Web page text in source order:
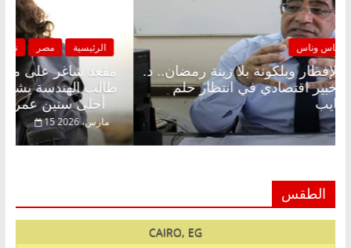
الرئيسية مصر ناس وناس
مقعد شاغر على الإفطار وبلكونة بلا زينة رمضان.. د.
عبدالخالق فاروق خبير اقتصادي في انتظار حلم
الحرية ولمة الحبايب
22 فبراير، 2026
الطقس
CAIRO, EG